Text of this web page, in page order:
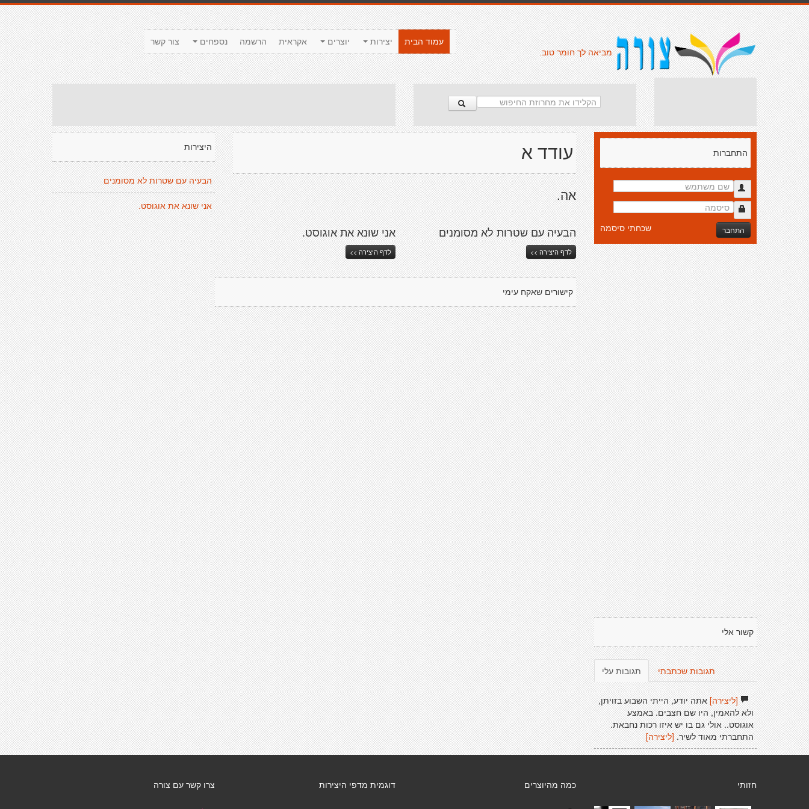
צור קשר נספחים הרשמה אקראית יוצרים יצירות
עמוד הבית
מביאה לך חומר טוב.
היצירות
הבעיה עם שטרות לא מסומנים
אני שונא את אוגוסט.
עודד א
אה.
אני שונא את אוגוסט.
לדף היצירה >>
הבעיה עם שטרות לא מסומנים
לדף היצירה >>
קישורים שאקח עימי
התחברות
התחבר שכחתי סיסמה
קשור אלי
תגובות עלי תגובות שכתבתי
[ליצירה]אתה יודע, הייתי השבוע בזויתן,
ולא להאמין, היו שם חצבים. באמצע
אוגוסט.. אולי גם בו יש איזו רכות נחבאת.
התחברתי מאוד לשיר. [ליצירה]
צרו קשר עם צורה דוגמית מדפי היצירות כמה מהיוצרים חזותי